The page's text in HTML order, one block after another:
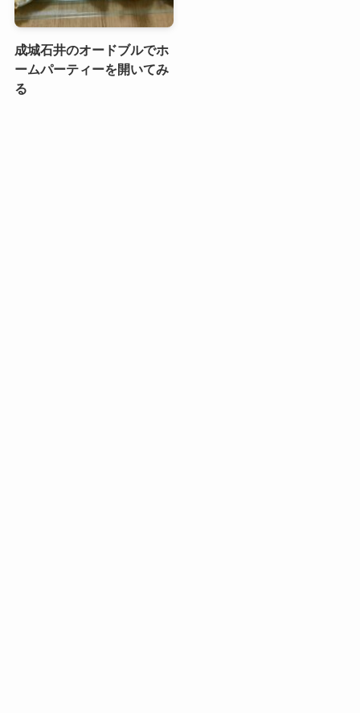
成城石井のオードブルでホ
ームパーティーを開いてみ
る